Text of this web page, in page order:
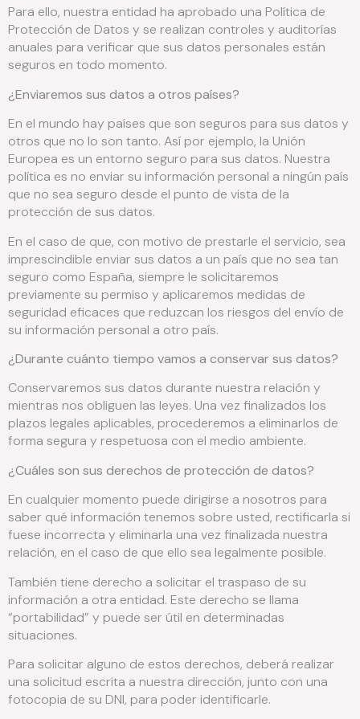
Para ello, nuestra entidad ha aprobado una Política de
Protección de Datos y se realizan controles y auditorías
anuales para verificar que sus datos personales están
seguros en todo momento.
¿Enviaremos sus datos a otros países?
En el mundo hay países que son seguros para sus datos y
otros que no lo son tanto. Así por ejemplo, la Unión
Europea es un entorno seguro para sus datos. Nuestra
política es no enviar su información personal a ningún país
que no sea seguro desde el punto de vista de la
protección de sus datos.
En el caso de que, con motivo de prestarle el servicio, sea
imprescindible enviar sus datos a un país que no sea tan
seguro como España, siempre le solicitaremos
previamente su permiso y aplicaremos medidas de
seguridad eficaces que reduzcan los riesgos del envío de
su información personal a otro país.
¿Durante cuánto tiempo vamos a conservar sus datos?
Conservaremos sus datos durante nuestra relación y
mientras nos obliguen las leyes. Una vez finalizados los
plazos legales aplicables, procederemos a eliminarlos de
forma segura y respetuosa con el medio ambiente.
¿Cuáles son sus derechos de protección de datos?
En cualquier momento puede dirigirse a nosotros para
saber qué información tenemos sobre usted, rectificarla si
fuese incorrecta y eliminarla una vez finalizada nuestra
relación, en el caso de que ello sea legalmente posible.
También tiene derecho a solicitar el traspaso de su
información a otra entidad. Este derecho se llama
“portabilidad” y puede ser útil en determinadas
situaciones.
Para solicitar alguno de estos derechos, deberá realizar
una solicitud escrita a nuestra dirección, junto con una
fotocopia de su DNI, para poder identificarle.